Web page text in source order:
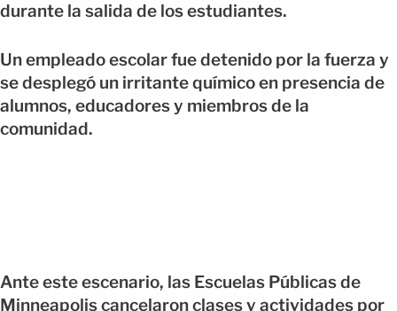
durante la salida de los estudiantes.
Un empleado escolar fue detenido por la fuerza y
se desplegó un irritante químico en presencia de
alumnos, educadores y miembros de la
comunidad.
Ante este escenario, las Escuelas Públicas de
Minneapolis cancelaron clases y actividades por